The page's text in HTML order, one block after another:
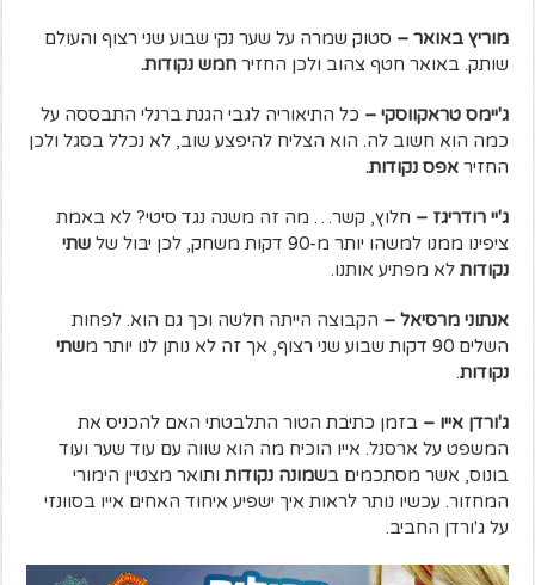
מוריץ באואר – סטוק שמרה על שער נקי שבוע שני רצוף והעולם
שותק. באואר חטף צהוב ולכן החזירחמש נקודות.
ג'יימס טראקווסקי – כל התיאוריה לגבי הגנת ברנלי התבססה על
כמה הוא חשוב לה. הוא הצליח להיפצע שוב, לא נכלל בסגל ולכן
החזיראפס נקודות.
ג'יי רודריגז – חלוץ, קשר… מה זה משנה נגד סיטי? לא באמת
ציפינו ממנו למשהו יותר מ-90 דקות משחק, לכן יבול של
שתי
נקודותלא מפתיע אותנו.
אנתוני מרסיאל – הקבוצה הייתה חלשה וכך גם הוא. לפחות
השלים 90 דקות שבוע שני רצוף, אך זה לא נותן לנו יותר מ
שתי
נקודות.
ג'ורדן אייו – בזמן כתיבת הטור התלבטתי האם להכניס את
המשפט על ארסנל. אייו הוכיח מה הוא שווה עם עוד שער ועוד
בונוס, אשר מסתכמים בשמונה נקודות ותואר מצטיין הימורי
המחזור. עכשיו נותר לראות איך ישפיע איחוד האחים אייו בסוונזי
על ג'ורדן החביב.